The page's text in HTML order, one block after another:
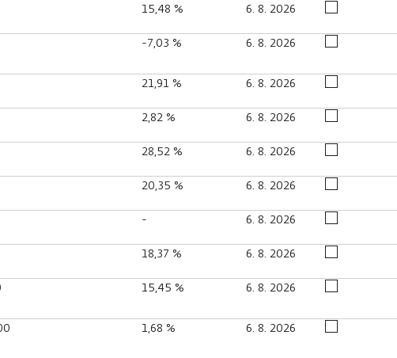
15,48 % 6. 8. 2026
-7,03 % 6. 8. 2026
21,91 % 6. 8. 2026
2,82 % 6. 8. 2026
28,52 % 6. 8. 2026
20,35 % 6. 8. 2026
- 6. 8. 2026
18,37 % 6. 8. 2026
15,45 % 6. 8. 2026
1,68 % 6. 8. 2026